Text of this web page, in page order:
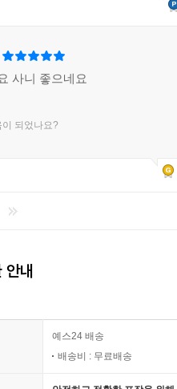
사니 좋으네요
되었나요?
안내
예스24 배송
배송비 : 무료배송